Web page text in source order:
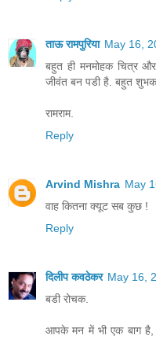
ताऊ रामपुरिया May 16,
बहुत ही मनमोहक चित्र
जीवंत बन पडी है. बहुत
रामराम.
Reply
Arvind Mishra May
वाह कितना क्यूट सब कुछ !
Reply
दिलीप कवठेकर May 16,
बडी रोचक.
आपके मन में भी एक बाग है,